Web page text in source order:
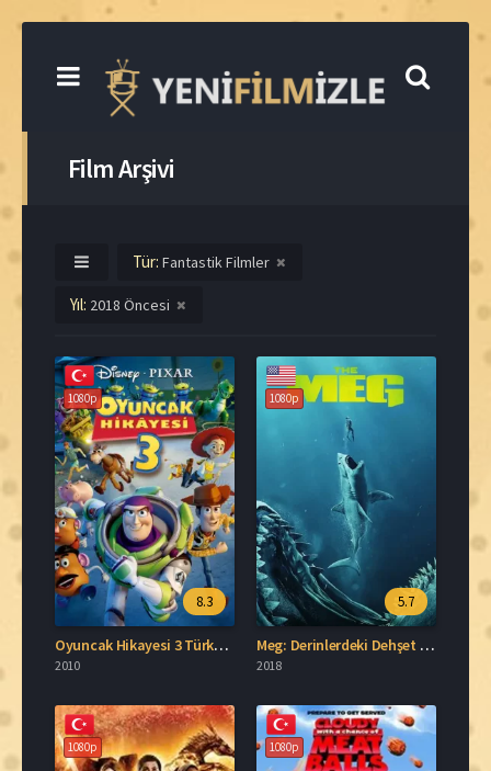
Film Arşivi
Tür: Fantastik Filmler
Yıl: 2018 Öncesi
1080p
8.3
Oyuncak Hikayesi 3 Türkçe Dublaj İzle
2010
1080p
5.7
Meg: Derinlerdeki Dehşet Full HD İzle
2018
1080p 1080p